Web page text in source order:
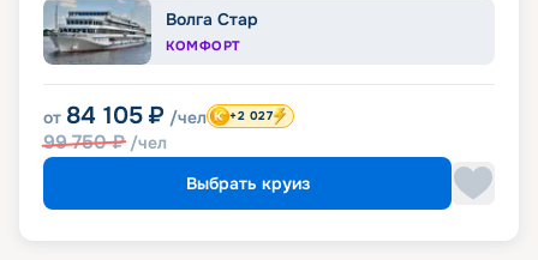
Волга Стар
КОМФОРТ
от 84 105 ₽ /чел
99 750₽ /чел
+2 027
Выбрать круиз